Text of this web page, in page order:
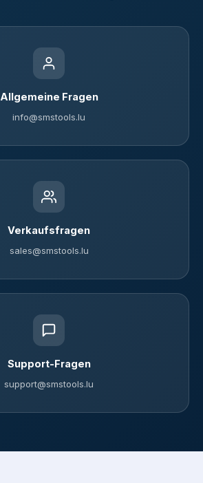
Allgemeine Fragen
info@smstools.lu
Verkaufsfragen
sales@smstools.lu
Support-Fragen
support@smstools.lu